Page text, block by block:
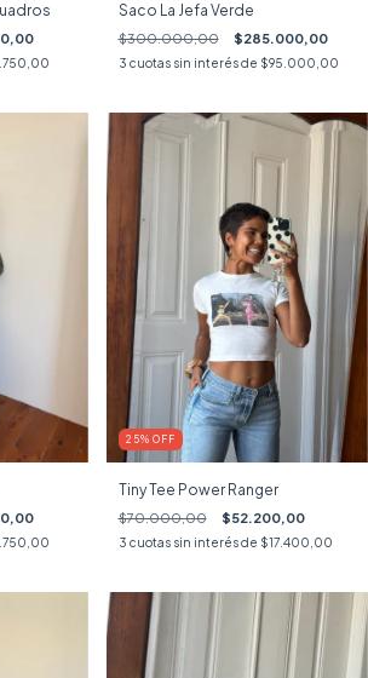
Saco La Jefa Verde
$300.000,00 $285.000,00
3 cuotas sin interés de $95.000,00
25% OFF
Tiny Tee Power Ranger
$70.000,00 $52.200,00
3 cuotas sin interés de $17.400,00